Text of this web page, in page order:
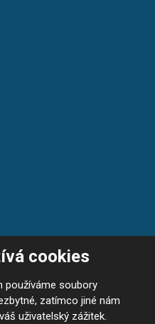
cookies
používáme soubory
zatímco jiné nám
uživatelský zážitek.